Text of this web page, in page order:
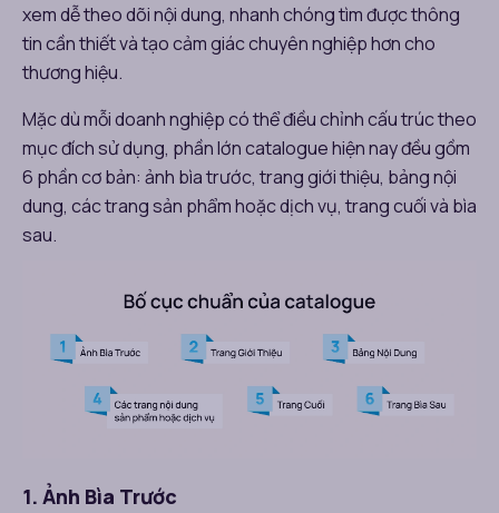
xem dễ theo dõi nội dung, nhanh chóng tìm được thông
tin cần thiết và tạo cảm giác chuyên nghiệp hơn cho
thương hiệu.
Mặc dù mỗi doanh nghiệp có thể điều chỉnh cấu trúc theo
mục đích sử dụng, phần lớn catalogue hiện nay đều gồm
6 phần cơ bản: ảnh bìa trước, trang giới thiệu, bảng nội
dung, các trang sản phẩm hoặc dịch vụ, trang cuối và bìa
sau.
1. Ảnh Bìa Trước